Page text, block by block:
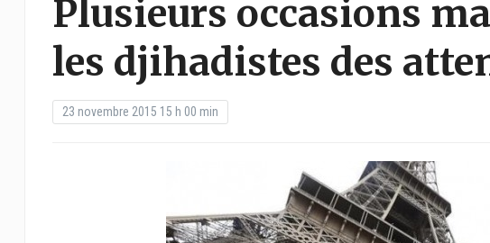
Plusieurs occasions
les djihadistes des
23 novembre 2015 15 h 00 min